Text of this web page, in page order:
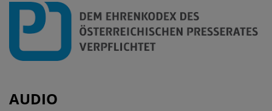
AUDIO